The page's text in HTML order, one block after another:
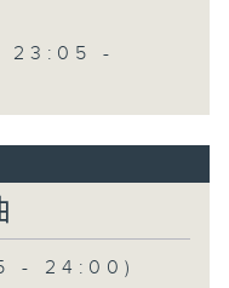
23:05 -
- 24:00)